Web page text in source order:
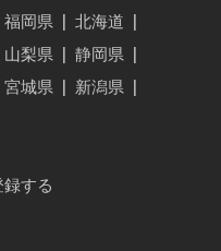
福岡県 北海道
山梨県 静岡県
宮城県 新潟県
する